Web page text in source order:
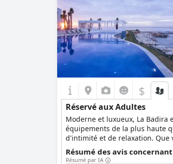
$
Réservé aux Adultes
Moderne et luxueux, La Badira
équipements de la plus haute
d'intimité et de relaxation. Que
détendre dans le spa
Résumé des avis
Résumé par IA